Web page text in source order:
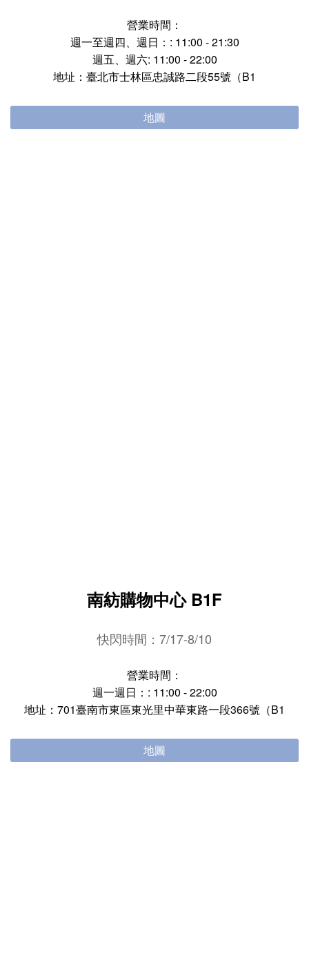
營業時間：
週一至週四、週日：: 11:00 - 21:30
週五、週六: 11:00 - 22:00
地址：臺北市士林區忠誠路二段55號（B1
地圖
南紡購物中心 B1F
快閃時間：7/17-8/10
營業時間：
週一週日：: 11:00 - 22:00
地址：701臺南市東區東光里中華東路一段366號（B1
地圖